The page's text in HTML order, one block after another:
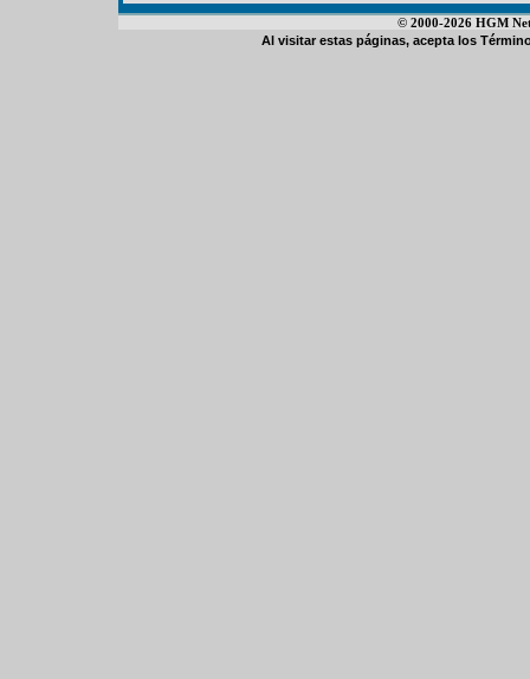
© 2000-2026 HGM
Al visitar estas páginas, acepta los